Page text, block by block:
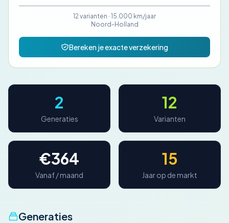
een interessante keuze voor wie een auto met karakter
zoekt tegen een aantrekkelijke prijs op de
12 varianten · 15.000 km/jaar
Noord-Holland
Bereken je exacte verzekering
2
Generaties
12
Varianten
€364
Vanaf / maand
15
Jaar op de markt
Generaties